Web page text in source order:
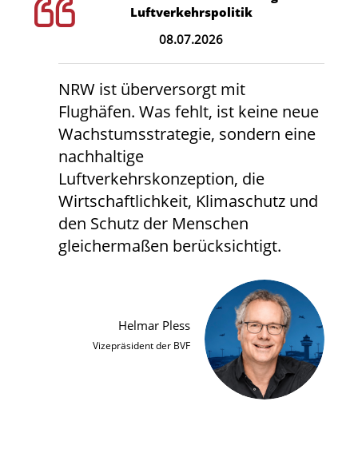
Luftverkehrspolitik
08.07.2026
NRW ist überversorgt mit
Flughäfen. Was fehlt, ist keine neue
Wachstumsstrategie, sondern eine
nachhaltige
Luftverkehrskonzeption, die
Wirtschaftlichkeit, Klimaschutz und
den Schutz der Menschen
gleichermaßen berücksichtigt.
Helmar Pless
Vizepräsident der BVF